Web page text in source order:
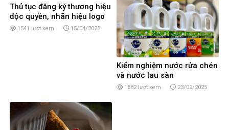
Thủ tục đăng ký thương hiệu
độc quyền, nhãn hiệu logo
sản phẩm tại Cần Thơ
1541 lượt xem 15/04/2025
Kiểm nghiệm nước rửa chén
và nước lau sàn
1882 lượt xem 23/02/2025